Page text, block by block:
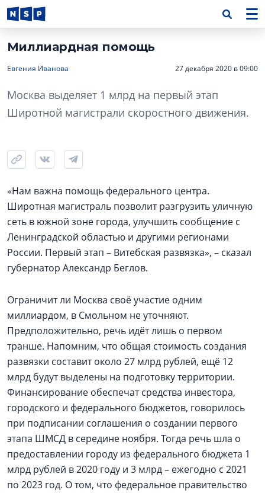
Миллиардная помощь
Евгения Иванова 27 декабря 2020 в 09:00
Москва выделяет 1 млрд на первый этап
Широтной магистрали скоростного движения.
«Нам важна помощь федерального центра.
Широтная магистраль позволит разгрузить уличную
сеть в южной зоне города, улучшить сообщение с
Ленинградской областью и другими регионами
России. Первый этап – Витебская развязка», – сказал
губернатор Александр Беглов.
Ограничит ли Москва своё участие одним
миллиардом, в Смольном не уточняют.
Предположительно, речь идёт лишь о первом
транше. Напомним, что общая стоимость создания
развязки составит около 27 млрд рублей, ещё 12
млрд будут выделены на подготовку территории.
Финансирование обеспечат средства инвестора,
городского и федерального бюджетов, говорилось
при подписании соглашения о создании первого
этапа ШМСД в середине ноября. Тогда речь шла о
предоставлении городу из федерального бюджета 1
млрд рублей в 2020 году и 3 млрд – ежегодно с 2021
по 2023 год. О том, что федеральное правительство